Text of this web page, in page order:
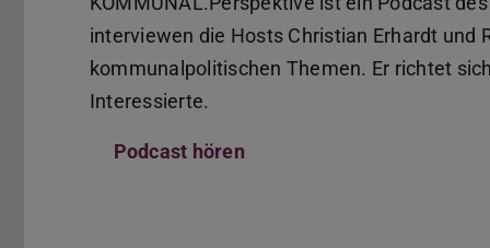
interviewen die Hosts Christian Erhardt und
kommunalpolitischen Themen. Er richtet
Interessierte.
Podcast hören